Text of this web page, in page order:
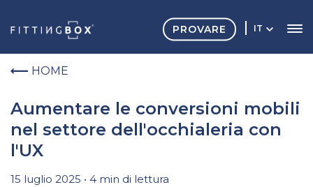
IT
PROVARE
HOME
Aumentare le conversioni mobili
nel settore dell'occhialeria con
l'UX
15 luglio 2025 • 4 min di lettura